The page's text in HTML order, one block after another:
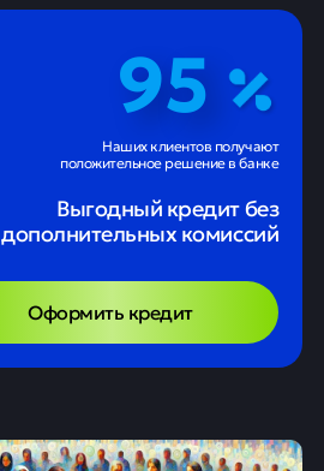
95
Наших клиентов получают
положительное решение в банке
Выгодный кредит без
дополнительных комиссий
Оформить кредит